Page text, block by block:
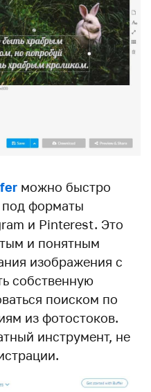
можно быстро
под форматы
и Pinterest. Это
и понятным
изображения с
собственную
поиском по
из фотостоков.
инструмент, не